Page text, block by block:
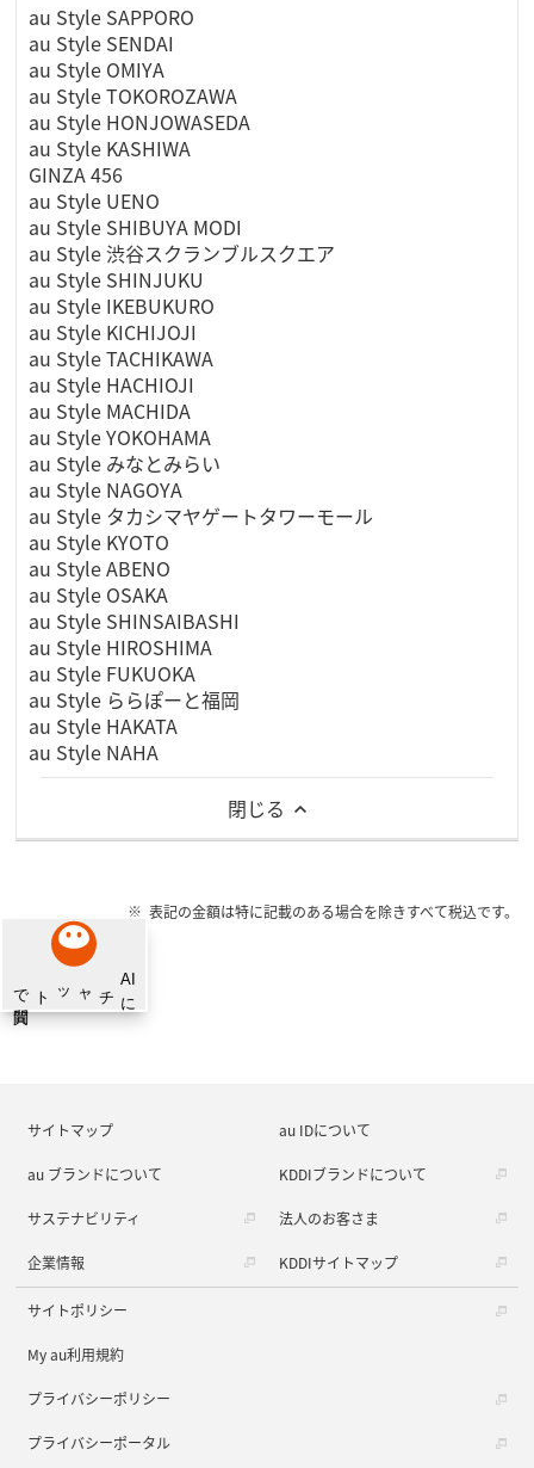
au Style SAPPORO
au Style SENDAI
au Style OMIYA
au Style TOKOROZAWA
au Style HONJOWASEDA
au Style KASHIWA
GINZA 456
au Style UENO
au Style SHIBUYA MODI
au Style 渋谷スクランブルスクエア
au Style SHINJUKU
au Style IKEBUKURO
au Style KICHIJOJI
au Style TACHIKAWA
au Style HACHIOJI
au Style MACHIDA
au Style YOKOHAMA
au Style みなとみらい
au Style NAGOYA
au Style タカシマヤゲートタワーモール
au Style KYOTO
au Style ABENO
au Style OSAKA
au Style SHINSAIBASHI
au Style HIROSHIMA
au Style FUKUOKA
au Style ららぽーと福岡
au Style HAKATA
au Style NAHA
閉じる
表記の金額は特に記載のある場合を除きすべて税込です。
サイトマップ au IDについて
au ブランドについて KDDIブランドについて
サステナビリティ 法人のお客さま
企業情報 KDDIサイトマップ
サイトポリシー
My au利用規約
プライバシーポリシー
プライバシーポータル